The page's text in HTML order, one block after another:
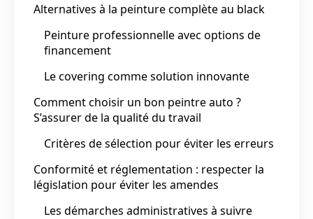
Alternatives à la peinture complète au black
Peinture professionnelle avec options de
financement
Le covering comme solution innovante
Comment choisir un bon peintre auto ?
S’assurer de la qualité du travail
Critères de sélection pour éviter les erreurs
Conformité et réglementation : respecter la
législation pour éviter les amendes
Les démarches administratives à suivre